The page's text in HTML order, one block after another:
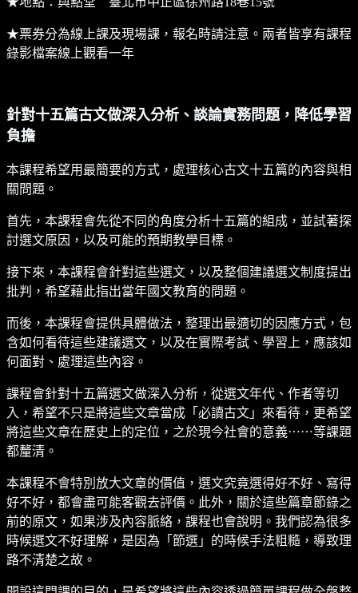
★票券分為線上課及現場課，報名時請注意。兩者皆享有課程
錄影檔案線上觀看一年
針對十五篇古文做深入分析、談論實務問題，降低學習
負擔
本課程希望用最簡要的方式，處理核心古文十五篇的內容與相
關問題。
首先，本課程會先從不同的角度分析十五篇的組成，並試著探
討選文原因，以及可能的預期教學目標。
接下來，本課程會針對這些選文，以及整個建議選文制度提出
批判，希望藉此指出當年國文教育的問題。
而後，本課程會提供具體做法，整理出最適切的因應方式，包
含如何看待這些建議選文，以及在實際考試、學習上，應該如
何面對、處理這些內容。
課程會針對十五篇選文做深入分析，從選文年代、作者等切
入，希望不只是將這些文章當成「必讀古文」來看待，更希望
將這些文章在歷史上的定位，之於現今社會的意義⋯⋯等課題
都釐清。
本課程不會特別放大文章的價值，選文究竟選得好不好、寫得
好不好，都會盡可能客觀去評價。此外，關於這些篇章節錄之
前的原文，如果涉及內容脈絡，課程也會說明。我們認為很多
時候選文不好理解，是因為「節選」的時候手法粗糙，導致理
路不清楚之故。